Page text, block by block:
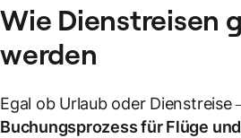
Wie Dienstreisen
werden
Egal ob Urlaub oder Dienstreise
Buchungsprozess für Flüge